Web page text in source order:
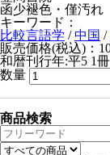
函少褪色・僅汚れ
キーワード：
比較言語学 /中国 /
販売価格(税込)：
和暦刊行年:平5 1冊
数量
商品検索